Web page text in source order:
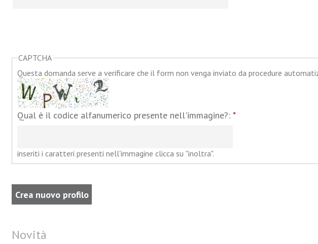
CAPTCHA
Questa domanda serve a verificare che il form non venga inviato da procedure
Qual è il codice alfanumerico presente nell'immagine?: *
inseriti i caratteri presenti nell'immagine clicca su "inoltra".
Novità